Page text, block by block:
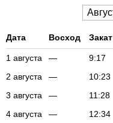
Дата Восход Закат
1 августа — 9:17
2 августа
— 10:23
3 августа
— 11:28
4 августа
— 12:34